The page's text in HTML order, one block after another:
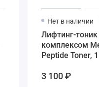
Нет в наличии
Лифтинг-
комплексом
Peptide Toner,
3 100 ₽